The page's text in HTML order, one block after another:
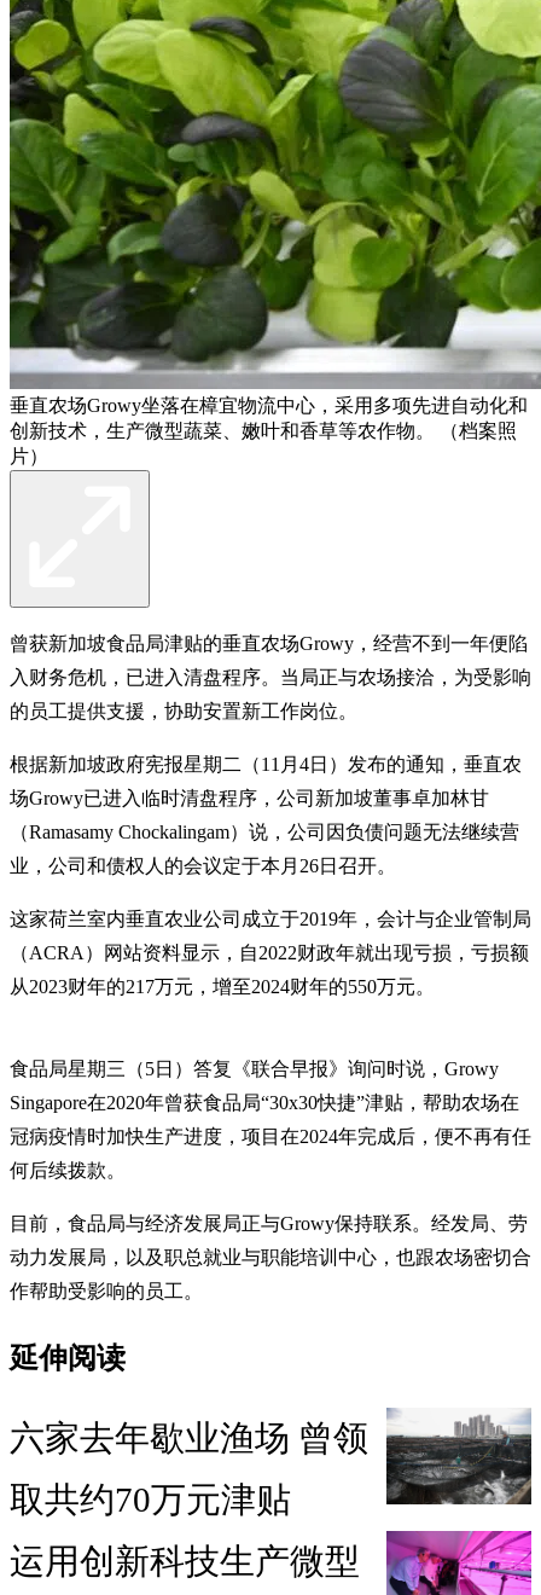
垂直农场Growy坐落在樟宜物流中心，采用多项先进自动化和
创新技术，生产微型蔬菜、嫩叶和香草等农作物。 （档案照
片）
曾获新加坡食品局津贴的垂直农场Growy，经营不到一年便陷
入财务危机，已进入清盘程序。当局正与农场接洽，为受影响
的员工提供支援，协助安置新工作岗位。
根据新加坡政府宪报星期二（11月4日）发布的通知，垂直农
场Growy已进入临时清盘程序，公司新加坡董事卓加林甘
（Ramasamy Chockalingam）说，公司因负债问题无法继续营
业，公司和债权人的会议定于本月26日召开。
这家荷兰室内垂直农业公司成立于2019年，会计与企业管制局
（ACRA）网站资料显示，自2022财政年就出现亏损，亏损额
从2023财年的217万元，增至2024财年的550万元。
食品局星期三（5日）答复《联合早报》询问时说，Growy
Singapore在2020年曾获食品局“30x30快捷”津贴，帮助农场在
冠病疫情时加快生产进度，项目在2024年完成后，便不再有任
何后续拨款。
目前，食品局与经济发展局正与Growy保持联系。经发局、劳
动力发展局，以及职总就业与职能培训中心，也跟农场密切合
作帮助受影响的员工。
延伸阅读
六家去年歇业渔场 曾领
取共约70万元津贴
运用创新科技生产微型